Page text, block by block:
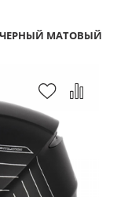
МАТОВЫЙ